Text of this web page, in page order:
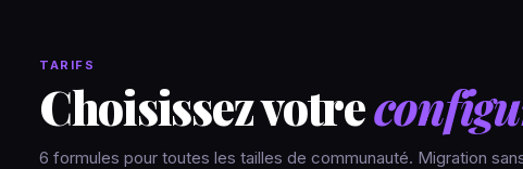
TARIFS
Choisissez votre
6 formules pour toutes les tailles de communauté. Migration